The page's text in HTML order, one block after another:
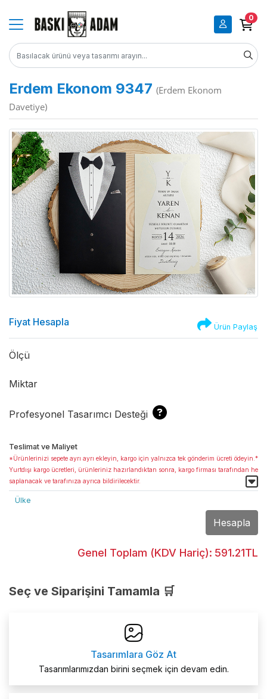
0
Erdem Ekonom 9347 (Erdem Ekonom
Davetiye)
Fiyat Hesapla Ürün Paylaş
Ölçü
Miktar
Profesyonel Tasarımcı Desteği
Teslimat ve Maliyet
*Ürünlerinizi sepete ayrı ayrı ekleyin, kargo için yalnızca tek gönderim ücreti ödeyin.*
Yurtdışı kargo ücretleri, ürünleriniz hazırlandıktan sonra, kargo firması tarafından he
saplanacak ve tarafınıza ayrıca bildirilecektir.
Ülke
Hesapla
Genel Toplam (KDV Hariç): 591.21TL
Seç ve Siparişini Tamamla 🛒
Tasarımlara Göz At
Tasarımlarımızdan birini seçmek için devam edin.